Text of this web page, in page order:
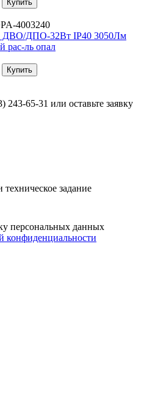
4003240
ДВО/ДПО-32Вт IP40 3050Лм
рас-ль опал
243-65-31 или оставьте заявку
задание
персональных данных
конфиденциальности